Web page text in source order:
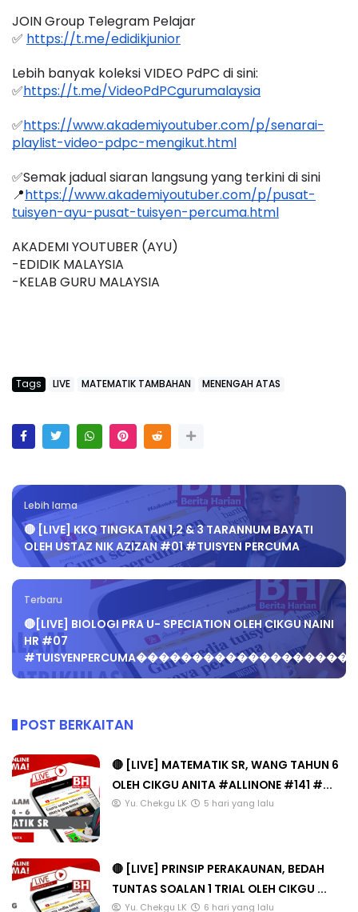
JOIN Group Telegram Pelajar
✅ https://t.me/edidikjunior
Lebih banyak koleksi VIDEO PdPC di sini:
✅https://t.me/VideoPdPCgurumalaysia
✅https://www.akademiyoutuber.com/p/senarai-
playlist-video-pdpc-mengikut.html
✅Semak jadual siaran langsung yang terkini di sini
📍https://www.akademiyoutuber.com/p/pusat-
tuisyen-ayu-pusat-tuisyen-percuma.html
AKADEMI YOUTUBER (AYU)
-EDIDIK MALAYSIA
-KELAB GURU MALAYSIA
Tags LIVE MATEMATIK TAMBAHAN MENENGAH ATAS
Lebih lama
🔴 [LIVE] KKQ TINGKATAN 1,2 & 3 TARANNUM BAYATI
OLEH USTAZ NIK AZIZAN #01 #TUISYEN PERCUMA
Terbaru
🔴[LIVE] BIOLOGI PRA U- SPECIATION OLEH CIKGU NAINI
HR #07
POST BERKAITAN
🔴 [LIVE] MATEMATIK SR, WANG TAHUN 6
OLEH CIKGU ANITA #ALLINONE #141 #...
Yu. Chekgu LK 5 hari yang lalu
🔴 [LIVE] PRINSIP PERAKAUNAN, BEDAH
TUNTAS SOALAN 1 TRIAL OLEH CIKGU ...
Yu. Chekgu LK 6 hari yang lalu